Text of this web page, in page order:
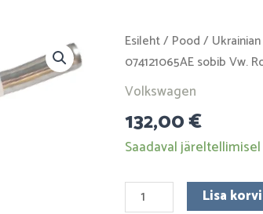
Esileht/ Pood /
074121065AE sobib Vw.
Volkswagen
132,00€
Saadaval järeltellimisel
Jahutustoru
074121065AE
sobib
Roostevaba
teras
Lisa korvi